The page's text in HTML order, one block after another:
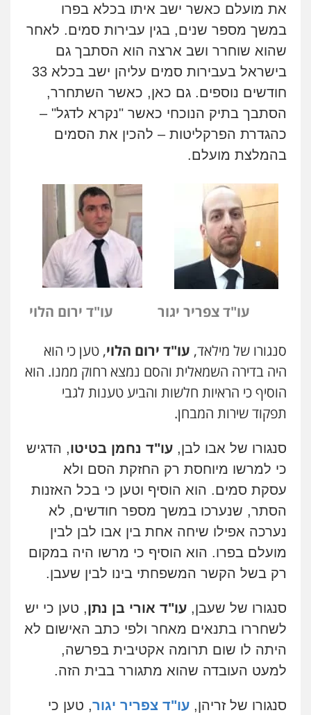
את מועלם כאשר ישב איתו בכלא בפרו
במשך מספר שנים, בגין עבירות סמים. לאחר
שהוא שוחרר ושב ארצה הוא הסתבך גם
בישראל בעבירות סמים עליהן ישב בכלא 33
חודשים נוספים. גם כאן, כאשר השתחרר,
הסתבך בתיק הנוכחי כאשר "נקרא לדגל" –
כהגדרת הפרקליטות – להכין את הסמים
בהמלצת מועלם.
עו"ד צפריר יגור עו"ד ירום הלוי
סנגורו של מילאד, עו"ד ירום הלוי, טען כי הוא
היה בדירה השמאלית והסם נמצא רחוק ממנו. הוא
הוסיף כי הראיות חלשות והביע טענות לגבי
תפקוד שירות המבחן.
סנגורו של אבו לבן, עו"ד נחמן בטיטו, הדגיש
כי למרשו מיוחסת רק החזקת הסם ולא
עסקת סמים. הוא הוסיף וטען כי בכל האזנות
הסתר, שנערכו במשך מספר חודשים, לא
נערכה אפילו שיחה אחת בין אבו לבן לבין
מועלם בפרו. הוא הוסיף כי מרשו היה במקום
רק בשל הקשר המשפחתי בינו לבין שעבן.
סנגורו של שעבן, עו"ד אורי בן נתן, טען כי יש
לשחררו בתנאים מאחר ולפי כתב האישום לא
היתה לו שום תרומה אקטיבית בפרשה,
למעט העובדה שהוא מתגורר בבית הזה.
סנגורו של זריהן, עו"ד צפריר יגור, טען כי
ניר קידר – צלם
צילום עורכי דין שירותים מקצועיים לעורכי
דין
0504578527
מחיקת כתבות מגוגל ודחיקת אזכורים
שליליים
שירותים מקצועיים לעורכי דין
0522508109
אחסון אתרים
מקצועיים לעורכי דין